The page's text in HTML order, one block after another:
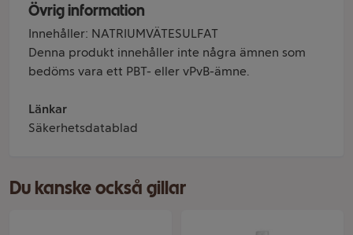
Övrig information
Innehåller: NATRIUMVÄTESULFAT
Denna produkt innehåller inte några ämnen som
bedöms vara ett PBT- eller vPvB-ämne.
Länkar
Säkerhetsdatablad
Du kanske också gillar